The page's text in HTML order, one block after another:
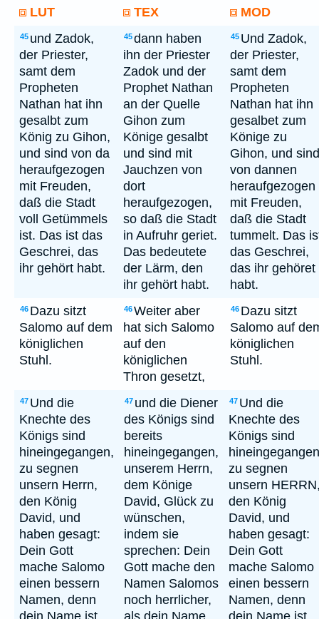
LUT TEX MOD
45 und Zadok,
der Priester,
samt dem
Propheten
Nathan hat ihn
gesalbt zum
König zu Gihon,
und sind von da
heraufgezogen
mit Freuden,
daß die Stadt
voll Getümmels
ist. Das ist das
Geschrei, das
ihr gehört habt.
45dann haben
ihn der Priester
Zadok und der
Prophet Nathan
an der Quelle
Gihon zum
Könige gesalbt
und sind mit
Jauchzen von
dort
heraufgezogen,
so daß die Stadt
in Aufruhr geriet.
Das bedeutete
der Lärm, den
ihr gehört habt.
45 Und Zadok,
der Priester,
samt dem
Propheten
Nathan hat ihn
gesalbet zum
Könige zu
Gihon, und sind
von dannen
heraufgezogen
mit Freuden,
daß die Stadt
tummelt. Das
das Geschrei,
das ihr gehöret
habt.
46 Dazu sitzt
Salomo auf dem
königlichen
Stuhl.
46Weiter aber
hat sich Salomo
auf den
königlichen
Thron gesetzt,
46 Dazu sitzt
Salomo auf
königlichen
Stuhl.
47 Und die
Knechte des
Königs sind
hineingegangen,
zu segnen
unsern Herrn,
den König
David, und
haben gesagt:
Dein Gott
mache Salomo
einen bessern
Namen, denn
dein Name ist,
47 und die Diener
des Königs sind
bereits
hineingegangen,
unserem Herrn,
dem Könige
David, Glück zu
wünschen,
indem sie
sprechen: Dein
Gott mache den
Namen Salomos
noch herrlicher,
als dein Name
47 Und die
Knechte des
Königs sind
zu segnen
unsern
den König
David, und
haben gesagt:
Dein Gott
mache Salomo
einen bessern
Namen, denn
dein Name ist,